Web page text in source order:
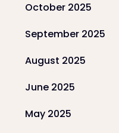
October 2025
September 2025
August 2025
June 2025
May 2025